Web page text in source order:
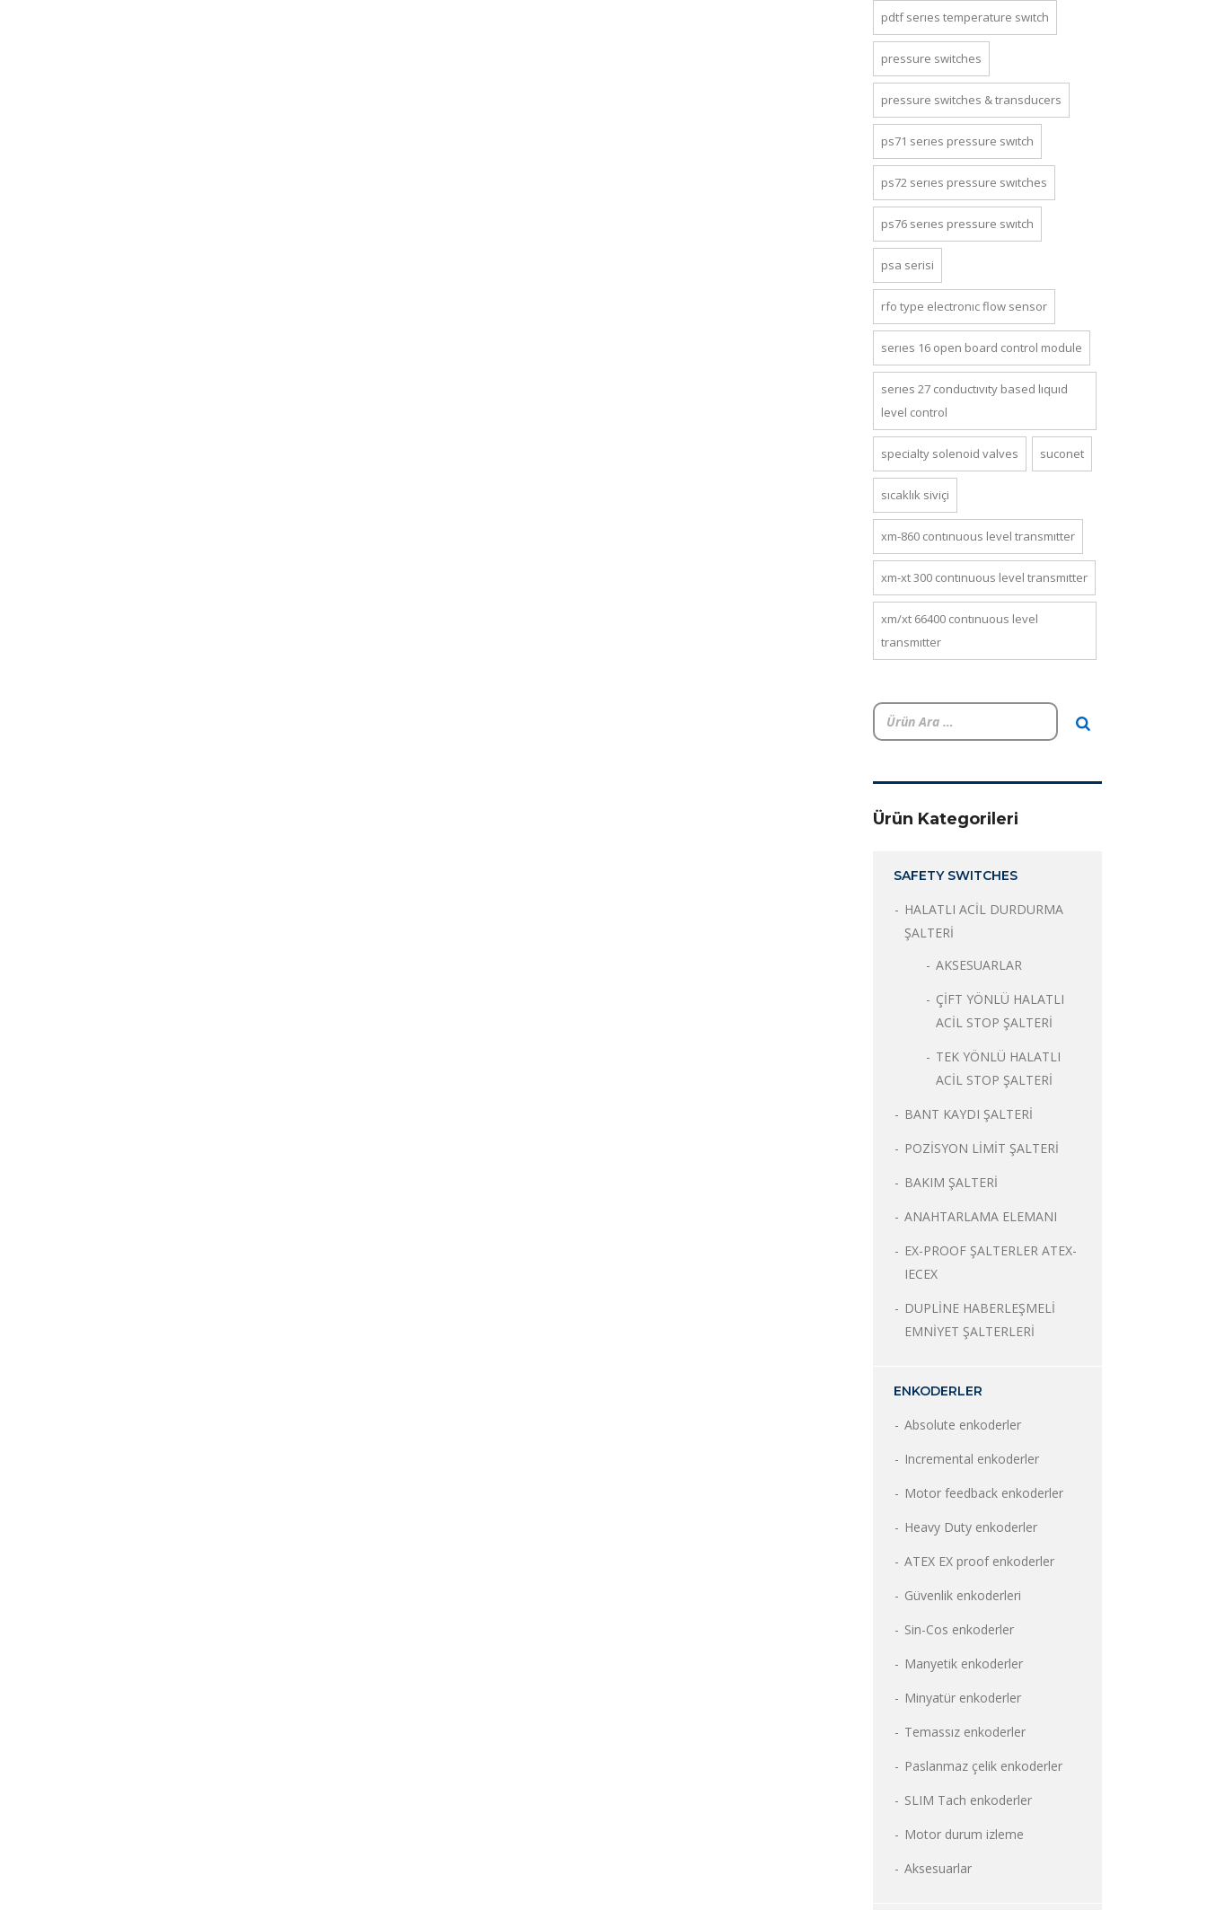
pdtf series temperature switch
pressure switches
pressure switches & transducers
ps71 series pressure switch
ps72 series pressure switches
ps76 series pressure switch
psa seri̇si̇
rfo type electronic flow sensor
series 16 open board control module
series 27 conductivity based liquid
level control
specialty solenoid valves suconet
sıcaklık siviçi
xm-860 continuous level transmitter
xm-xt 300 continuous level transmitter
xm/xt 66400 continuous level
transmitter
Ürün Kategorileri
SAFETY SWITCHES
HALATLI ACİL DURDURMA
ŞALTERİ
AKSESUARLAR
ÇİFT YÖNLÜ HALATLI
ACİL STOP ŞALTERİ
TEK YÖNLÜ HALATLI
ACİL STOP ŞALTERİ
BANT KAYDI ŞALTERİ
POZİSYON LİMİT ŞALTERİ
BAKIM ŞALTERİ
ANAHTARLAMA ELEMANI
EX-PROOF ŞALTERLER ATEX-
IECEX
DUPLİNE HABERLEŞMELİ
EMNİYET ŞALTERLERİ
ENKODERLER
Absolute enkoderler
Incremental enkoderler
Motor feedback enkoderler
Heavy Duty enkoderler
ATEX EX proof enkoderler
Güvenlik enkoderleri
Sin-Cos enkoderler
Manyetik enkoderler
Minyatür enkoderler
Temassız enkoderler
Paslanmaz çelik enkoderler
SLIM Tach enkoderler
Motor durum izleme
Aksesuarlar